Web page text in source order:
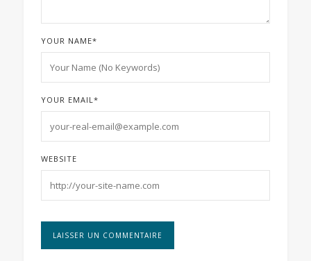
YOUR NAME*
YOUR EMAIL *
WEBSITE